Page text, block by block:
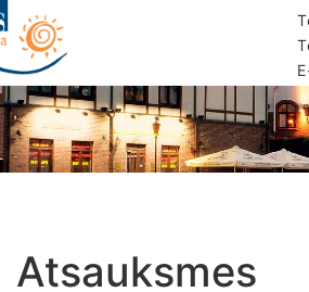
Atsauksmes